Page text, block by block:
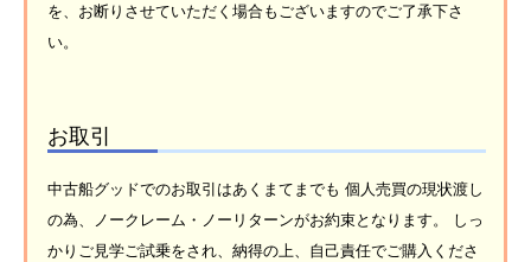
を、お断りさせていただく場合もございますのでご了承下さ
い。
お取引
中古船グッドでのお取引はあくまてまでも 個人売買の現状渡し
の為、ノークレーム・ノーリターンがお約束となります。 しっ
かりご見学ご試乗をされ、納得の上、自己責任でご購入くださ